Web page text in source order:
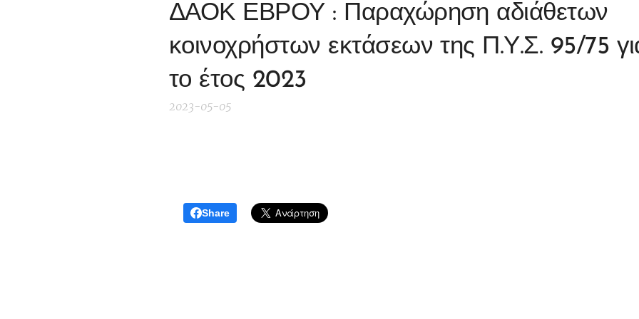
ΔΑΟΚ ΕΒΡΟΥ : Παραχώρηση αδιάθετων
κοινοχρήστων εκτάσεων της Π.Υ.Σ. 95/75
το έτος 2023
2023-05-05
Share